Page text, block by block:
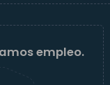
empleo.